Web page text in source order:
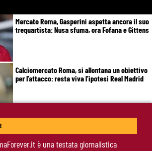
Mercato Roma, Gasperini aspetta ancora il suo
trequartista: Nusa sfuma, ora Fofana e Gittens
Calciomercato Roma, si allontana un obiettivo
per l’attacco: resta viva l’ipotesi Real Madrid
Roma, Cristante fissa gli obiettivi:
per la crescita del club”
è una testata giornalistica